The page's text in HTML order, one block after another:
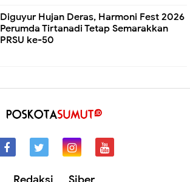
Diguyur Hujan Deras, Harmoni Fest 2026
Perumda Tirtanadi Tetap Semarakkan
PRSU ke-50